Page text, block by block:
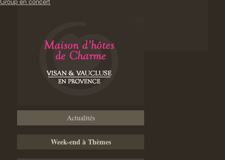
Actualités
Week-end à Thèmes